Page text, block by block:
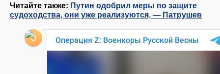
Читайте также: Путин одобрил меры по защите
судоходства, они уже реализуются, — Патрушев